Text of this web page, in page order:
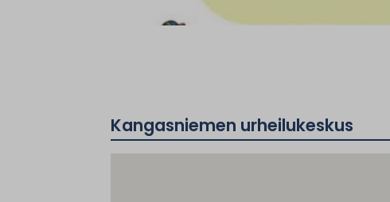
Kangasniemen urheilukeskus